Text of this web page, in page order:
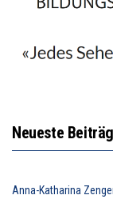
Neueste
Anna-Katharina